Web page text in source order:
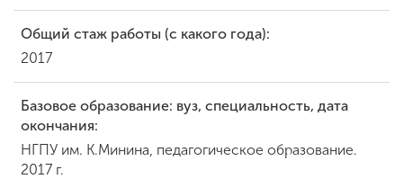
Студенческая жизнь
Сведения об
образовательной
Общий стаж работы (с какого года):
2017
Базовое образование: вуз, специальность, дата
окончания:
НГПУ им. К.Минина, педагогическое образование.
2017 г.